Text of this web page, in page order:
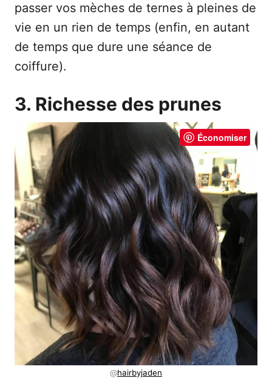
passer vos mèches de ternes à pleines de
vie en un rien de temps (enfin, en autant
de temps que dure une séance de
coiffure).
3. Richesse des prunes
Économiser
@hairbyjaden